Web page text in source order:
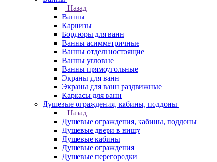
Назад
Ванны
Карнизы
Бордюры для ванн
Ванны асимметричные
Ванны отдельностоящие
Ванны угловые
Ванны прямоугольные
Экраны для ванн
Экраны для ванн раздвижные
Каркасы для ванн
Душевые ограждения, кабины, поддоны
Назад
Душевые ограждения, кабины, поддоны
Душевые двери в нишу
Душевые кабины
Душевые ограждения
Душевые перегородки